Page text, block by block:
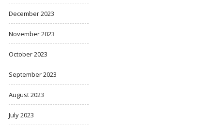
December 2023
November 2023
October 2023
September 2023
August 2023
July 2023